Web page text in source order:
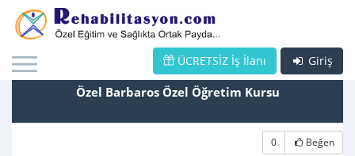
Giriş
ÜCRETSİZ İş İlanı
Özel Barbaros Özel Öğretim Kursu
0 Beğen